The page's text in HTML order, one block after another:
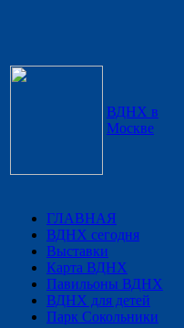
ВДНХ в
Москве
ГЛАВНАЯ
ВДНХ сегодня
Выставки
Карта ВДНХ
Павильоны ВДНХ
ВДНХ для детей
Парк Сокольники